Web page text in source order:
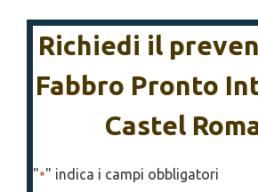
Richiedi il
Fabbro Pronto
Castel
"*" indica i campi obbligatori